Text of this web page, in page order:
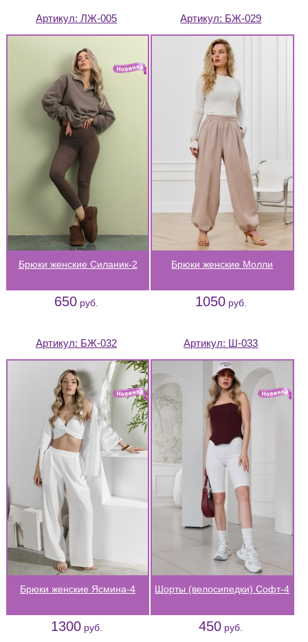
Артикул:ЛЖ-005
Брюки женские Силаник-2
650 руб.
Артикул: БЖ-029
Брюки женские Молли
1050руб.
Артикул: БЖ-032
Брюки женские Ясмина-4
1300руб.
Артикул: Ш-033
Шорты (велосипедки) Софт-4
450 руб.